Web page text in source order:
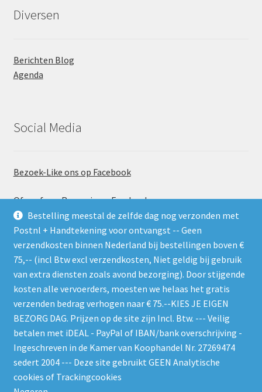
Bestelling meestal de zelfde dag nog verzonden met
Postnl + Handtekening voor ontvangst -- Geen
verzendkosten binnen Nederland bij bestellingen boven €
75,-- (incl Btw excl verzendkosten, Niet geldig bij gebruik
van extra diensten zoals avond bezorging). Door stijgende
kosten alle vervoerders, moesten we helaas het gratis
verzenden bedrag verhogen naar € 75.--KIES JE EIGEN
BEZORG DAG. Prijzen op de site zijn Incl. Btw. --- Veilig
betalen met iDEAL - PayPal of IBAN/bank overschrijving -
Ingeschreven in de Kamer van Koophandel Nr. 27269474
sedert 2004 --- Deze site gebruikt GEEN Analytische
cookies of Trackingcookies
Diversen
Berichten Blog
Agenda
Social Media
Bezoek-Like ons op Facebook
Of geef een Recensie op Facebook
Gebruik de RSS feed. Zie gelijk welke nieuwe producten er
worden geplaatst
© W-O-L-F 's Bin 2026